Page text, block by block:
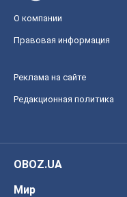
О компании
Правовая информация
Реклама на сайте
Редакционная политика
OBOZ.UA
Мир